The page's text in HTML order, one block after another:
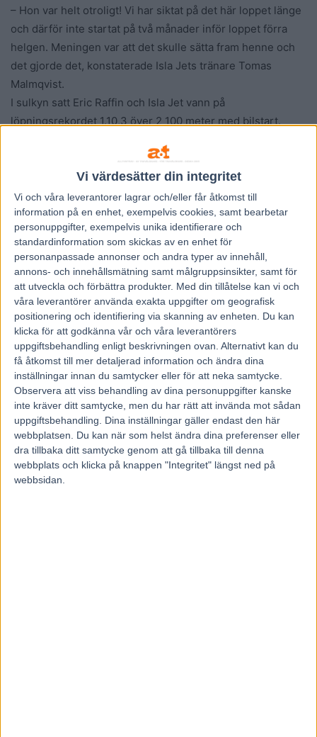
Vi värdesätter din integritet
Vi och våra leverantorer lagrar och/eller får åtkomst till
information på en enhet, exempelvis cookies, samt bearbetar
personuppgifter, exempelvis unika identifierare och
standardinformation som skickas av en enhet för
personanpassade annonser och andra typer av innehåll,
annons- och innehållsmätning samt målgruppsinsikter, samt för
att utveckla och förbättra produkter. Med din tillåtelse kan vi och
våra leverantörer använda exakta uppgifter om geografisk
positionering och identifiering via skanning av enheten. Du kan
klicka för att godkänna vår och våra leverantörers
uppgiftsbehandling enligt beskrivningen ovan. Alternativt kan du
få åtkomst till mer detaljerad information och ändra dina
inställningar innan du samtycker eller för att neka samtycke.
Observera att viss behandling av dina personuppgifter kanske
inte kräver ditt samtycke, men du har rätt att invända mot sådan
uppgiftsbehandling. Dina inställningar gäller endast den här
webbplatsen. Du kan när som helst ändra dina preferenser eller
dra tillbaka ditt samtycke genom att gå tillbaka till denna
webbplats och klicka på knappen "Integritet" längst ned på
webbsidan.
– Hon var helt otroligt! Vi har siktat på det här loppet länge
och därför inte startat på två månader inför loppet förra
helgen. Meningen var att det skulle sätta fram henne och
det gjorde det, konstaterade Isla Jets tränare Tomas
Malmqvist.
I sulkyn satt Eric Raffin och Isla Jet vann på
löpningsrekordet 1.10,3 över 2 100 meter med bilstart.
Föregående artikel
Styrkeuppvisning i Prix
d’Amerique
Nästa artikel
Måndagens travtävlingar
med V64 flyttas till Örebro
RELATERADE ARTIKLAR
Majblomster vann och kom lös
6 augusti, 2026
Francesco Zet får wild card –
jagar tredje raka